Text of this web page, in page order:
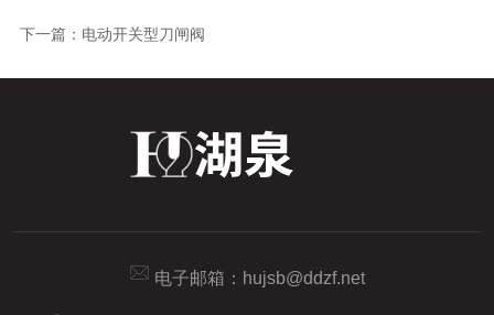
下一篇： 电动开关型刀闸阀
电子邮箱： hujsb@ddzf.net